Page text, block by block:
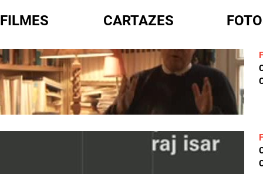
FILMES CARTAZES
FORMULÁRIO DE BUSCA